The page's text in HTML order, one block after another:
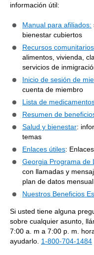
información útil:
Manual para afiliados:
bienestar cubiertos
Recursos comunitarios
alimentos, vivienda,
servicios de
Inicio de sesión de
cuenta de miembro
Lista de
Resumen de
Salud y bienestar:
temas
Enlaces útiles:
Georgia Programa de
con llamadas y
plan de datos mensual
Nuestros Beneficios
Si usted tiene alguna
sobre cualquier asunto,
7:00 a. m a 7:00 p. m.
ayudarlo. 1-800-704-1484